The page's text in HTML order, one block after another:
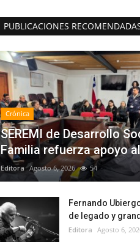
PUBLICACIONES
Crónica
SEREMI de Desarrollo
Familia refuerza apoyo
Editora Agosto 6, 2026 54
Fernando
de legado y
Editora Agosto 6,